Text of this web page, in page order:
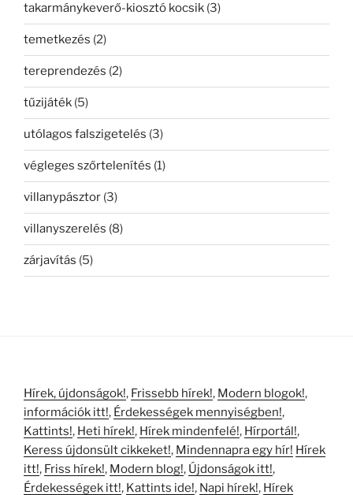
takarmánykeverő-kiosztó kocsik (3)
temetkezés (2)
tereprendezés (2)
tűzijáték (5)
utólagos falszigetelés (3)
végleges szőrtelenítés (1)
villanypásztor (3)
villanyszerelés (8)
zárjavítás (5)
Hírek, újdonságok!, Frissebb hírek!, Modern blogok!,
információk itt!, Érdekességek mennyiségben!,
Kattints!, Heti hírek!, Hírek mindenfelé!, Hírportál!,
Keress újdonsült cikkeket!, Mindennapra egy hír! Hírek
itt!, Friss hírek!, Modern blog!, Újdonságok itt!,
Érdekességek itt!, Kattints ide!, Napi hírek!, Hírek